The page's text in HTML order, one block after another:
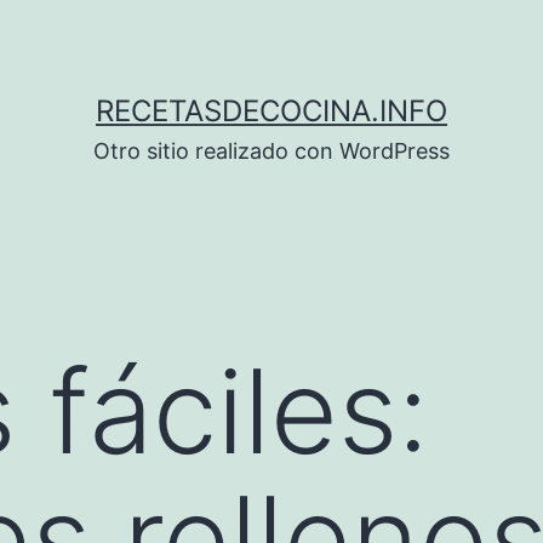
RECETASDECOCINA.INFO
Otro sitio realizado con WordPress
fáciles: